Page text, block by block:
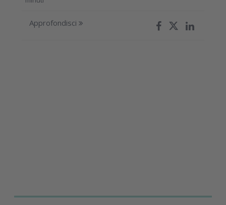
Approfondisci